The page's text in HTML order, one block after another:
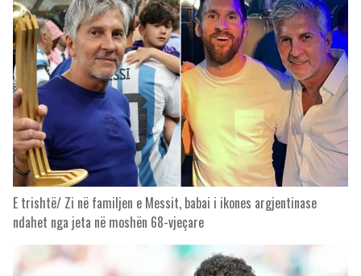
E trishtë/ Zi në familjen e Messit, babai i ikones argjentinase
ndahet nga jeta në moshën 68-vjeçare